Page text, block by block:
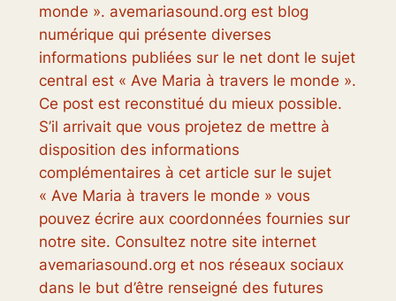
monde ». avemariasound.org est blog
numérique qui présente diverses
informations publiées sur le net dont le sujet
central est « Ave Maria à travers le monde ».
Ce post est reconstitué du mieux possible.
S’il arrivait que vous projetez de mettre à
disposition des informations
complémentaires à cet article sur le sujet
« Ave Maria à travers le monde » vous
pouvez écrire aux coordonnées fournies sur
notre site. Consultez notre site internet
avemariasound.org et nos réseaux sociaux
dans le but d’être renseigné des futures